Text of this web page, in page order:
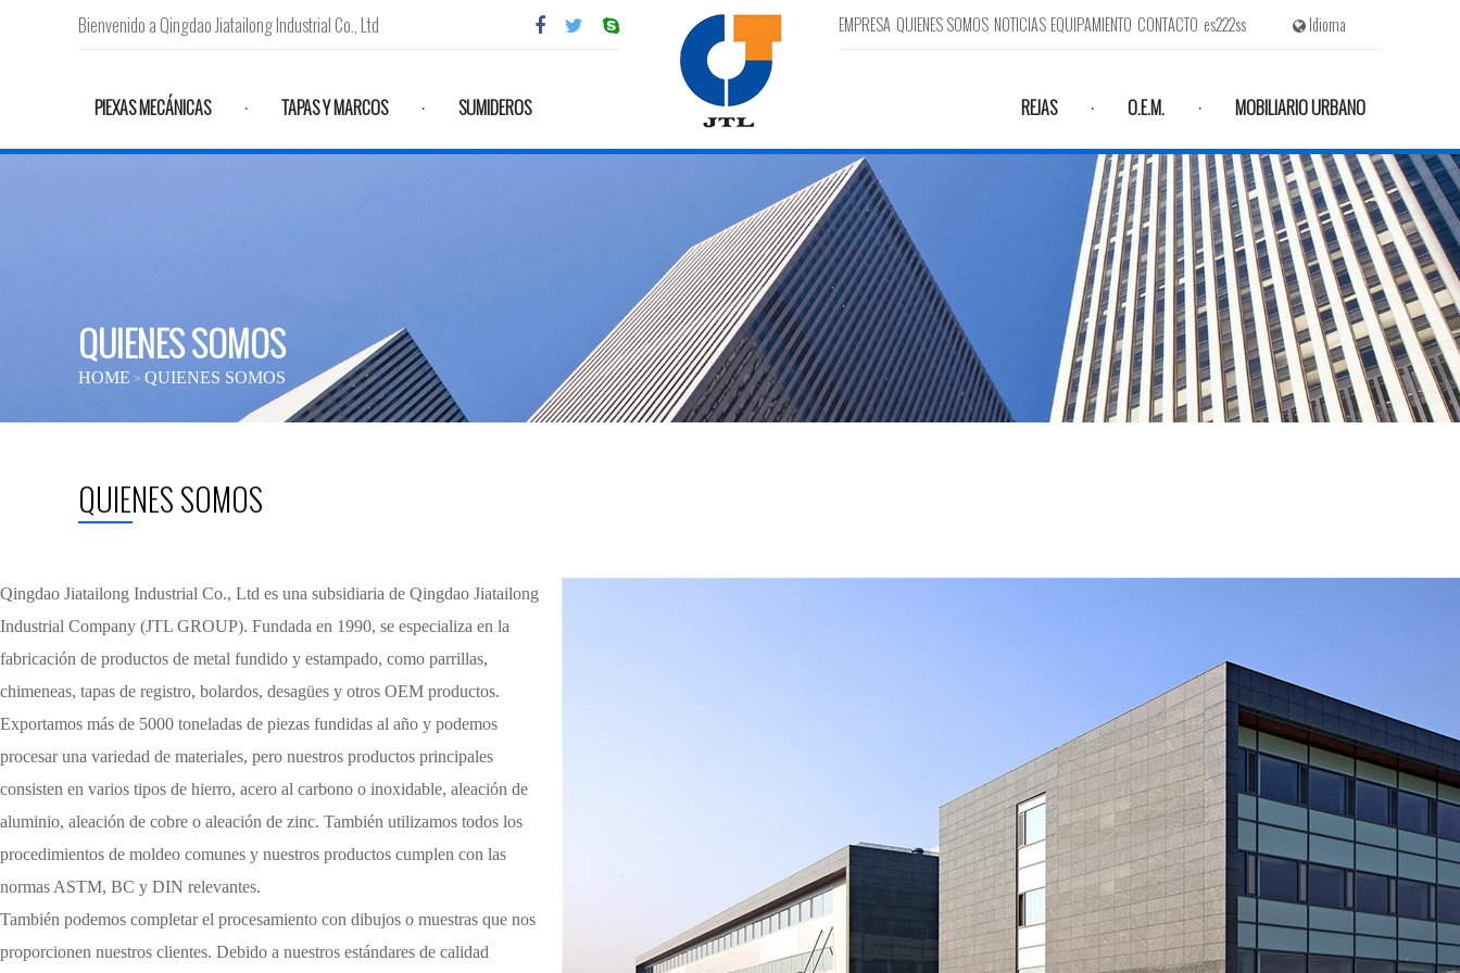
Bienvenido a Qingdao Jiatailong Industrial Co., Ltd EMPRESA QUIENES SOMOS NOTICIAS EQUIPAMIENTO CONTACTO es222ss Idioma
PIEXAS MECÁNICAS · TAPAS Y MARCOS · SUMIDEROS REJAS · O.E.M. · MOBILIARIO URBANO
QUIENES SOMOS
HOME > QUIENES SOMOS
QUIENES SOMOS
Qingdao Jiatailong Industrial Co., Ltd es una subsidiaria de Qingdao Jiatailong
Industrial Company (JTL GROUP). Fundada en 1990, se especializa en la
fabricación de productos de metal fundido y estampado, como parrillas,
chimeneas, tapas de registro, bolardos, desagües y otros OEM productos.
Exportamos más de 5000 toneladas de piezas fundidas al año y podemos
procesar una variedad de materiales, pero nuestros productos principales
consisten en varios tipos de hierro, acero al carbono o inoxidable, aleación de
aluminio, aleación de cobre o aleación de zinc. También utilizamos todos los
procedimientos de moldeo comunes y nuestros productos cumplen con las
normas ASTM, BC y DIN relevantes.
También podemos completar el procesamiento con dibujos o muestras que nos
proporcionen nuestros clientes. Debido a nuestros estándares de calidad